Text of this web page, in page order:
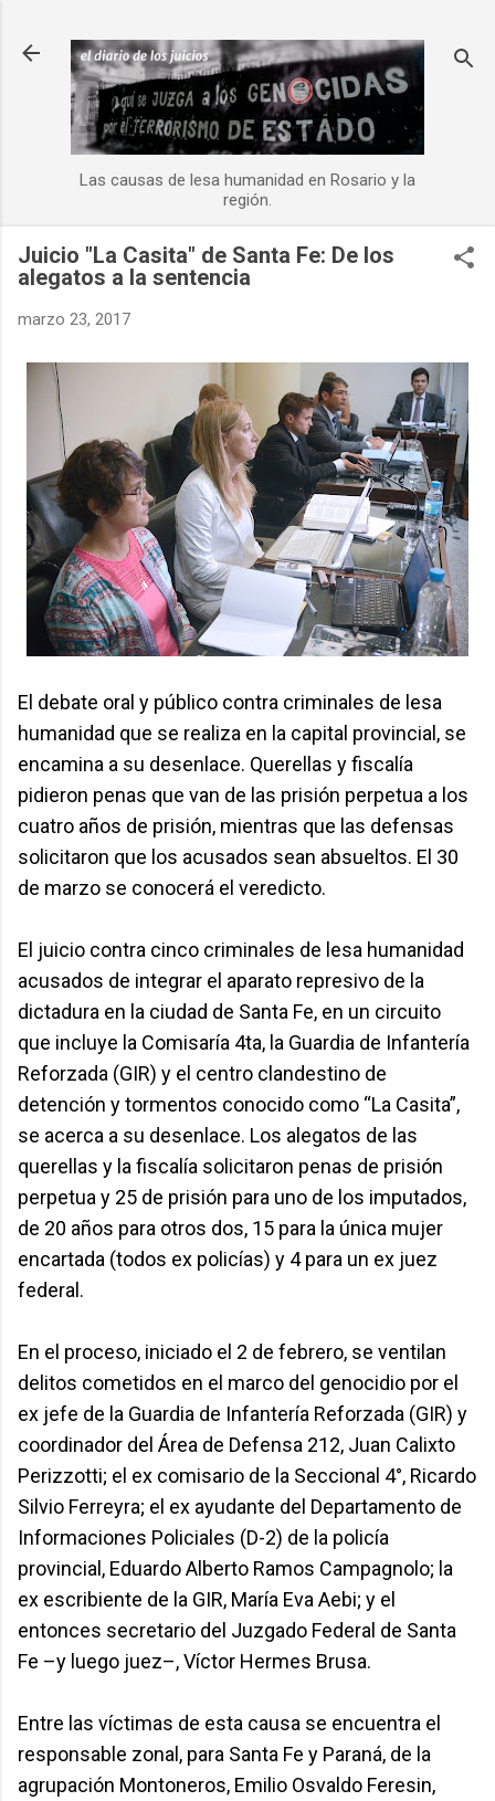
Las causas de lesa humanidad en Rosario y la
región.
Juicio "La Casita" de Santa Fe: De los
alegatos a la sentencia
marzo 23, 2017
El debate oral y público contra criminales de lesa
humanidad que se realiza en la capital provincial, se
encamina a su desenlace. Querellas y fiscalía
pidieron penas que van de las prisión perpetua a los
cuatro años de prisión, mientras que las defensas
solicitaron que los acusados sean absueltos. El 30
de marzo se conocerá el veredicto.
El juicio contra cinco criminales de lesa humanidad
acusados de integrar el aparato represivo de la
dictadura en la ciudad de Santa Fe, en un circuito
que incluye la Comisaría 4ta, la Guardia de Infantería
Reforzada (GIR) y el centro clandestino de
detención y tormentos conocido como “La Casita”,
se acerca a su desenlace. Los alegatos de las
querellas y la fiscalía solicitaron penas de prisión
perpetua y 25 de prisión para uno de los imputados,
de 20 años para otros dos, 15 para la única mujer
encartada (todos ex policías) y 4 para un ex juez
federal.
En el proceso, iniciado el 2 de febrero, se ventilan
delitos cometidos en el marco del genocidio por el
ex jefe de la Guardia de Infantería Reforzada (GIR) y
coordinador del Área de Defensa 212, Juan Calixto
Perizzotti; el ex comisario de la Seccional 4°, Ricardo
Silvio Ferreyra; el ex ayudante del Departamento de
Informaciones Policiales (D-2) de la policía
provincial, Eduardo Alberto Ramos Campagnolo; la
ex escribiente de la GIR, María Eva Aebi; y el
entonces secretario del Juzgado Federal de Santa
Fe –y luego juez–, Víctor Hermes Brusa.
Entre las víctimas de esta causa se encuentra el
responsable zonal, para Santa Fe y Paraná, de la
agrupación Montoneros, Emilio Osvaldo Feresin,